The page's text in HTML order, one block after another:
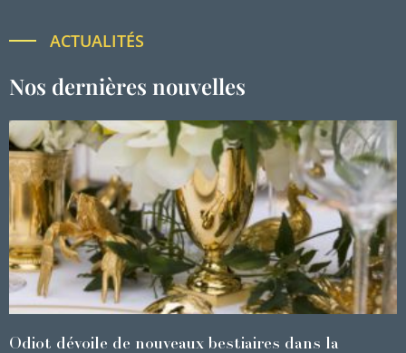
ACTUALITÉS
Nos dernières nouvelles
Odiot dévoile de nouveaux bestiaires dans la